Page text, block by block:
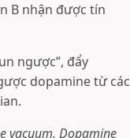
B nhận được tín
ngược”, đẩy
dopamine từ các
vacuum. Dopamine